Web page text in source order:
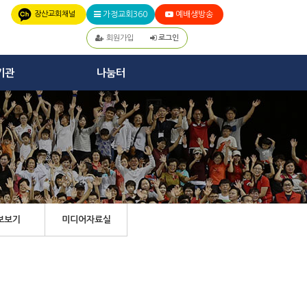
장산교회채널 가정교회360 예배생방송
회원가입 로그인
관 나눔터
보기 미디어자료실